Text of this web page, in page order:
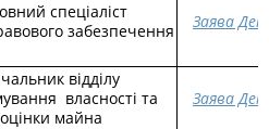
спеціаліст
забезпечення
Заява
відділу
власності та
оцінки майна
Заява